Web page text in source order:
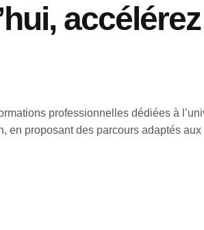
professionnelles dédiées à
proposant des parcours adaptés